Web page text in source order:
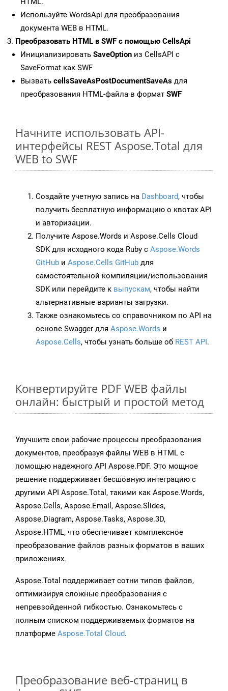
Используйте WordsApi для преобразования
документа WEB в HTML.
Преобразовать HTML в SWF с помощью CellsApi
Инициализировать SaveOption из CellsAPI с
SaveFormat как SWF
Вызвать cellsSaveAsPostDocumentSaveAs для
преобразования HTML-файла в формат SWF
Начните использовать API-
интерфейсы REST Aspose.Total для
WEB to SWF
Создайте учетную запись на Dashboard, чтобы
получить бесплатную информацию о квотах API
и авторизации.
Получите Aspose.Words и Aspose.Cells Cloud
SDK для исходного кода Ruby с Aspose.Words
GitHub и Aspose.Cells GitHub для
самостоятельной компиляции/использования
SDK или перейдите к выпускам, чтобы найти
альтернативные варианты загрузки.
Также ознакомьтесь со справочником по API на
основе Swagger для Aspose.Words и
Aspose.Cells, чтобы узнать больше об REST API.
Конвертируйте PDF WEB файлы
онлайн: быстрый и простой метод
Улучшите свои рабочие процессы преобразования
документов, преобразуя файлы WEB в HTML с
помощью надежного API Aspose.PDF. Это мощное
решение поддерживает бесшовную интеграцию с
другими API Aspose.Total, такими как Aspose.Words,
Aspose.Cells, Aspose.Email, Aspose.Slides,
Aspose.Diagram, Aspose.Tasks, Aspose.3D,
Aspose.HTML, что обеспечивает комплексное
преобразование файлов разных форматов в ваших
приложениях.
Aspose.Total поддерживает сотни типов файлов,
оптимизируя сложные преобразования с
непревзойденной гибкостью. Ознакомьтесь с
полным списком поддерживаемых форматов на
платформе Aspose.Total Cloud.
Преобразование веб-страниц в